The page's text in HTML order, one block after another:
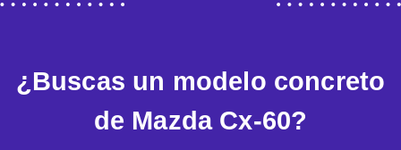
¿Buscas un modelo concreto
de Mazda Cx-60?